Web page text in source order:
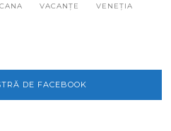
VACANȚE VENEȚIA
DE FACEBOOK